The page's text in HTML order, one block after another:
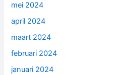
mei 2024
april 2024
maart 2024
februari 2024
januari 2024